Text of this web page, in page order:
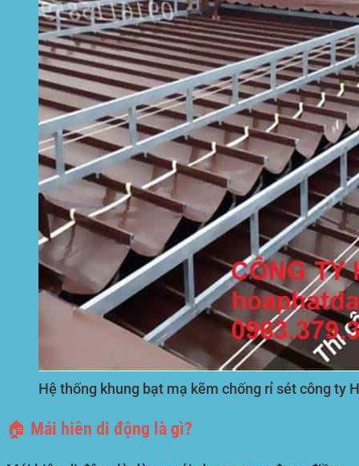
Hệ thống khung bạt mạ kẽm chống rỉ sét công ty
🏠 Mái hiên di động là gì?